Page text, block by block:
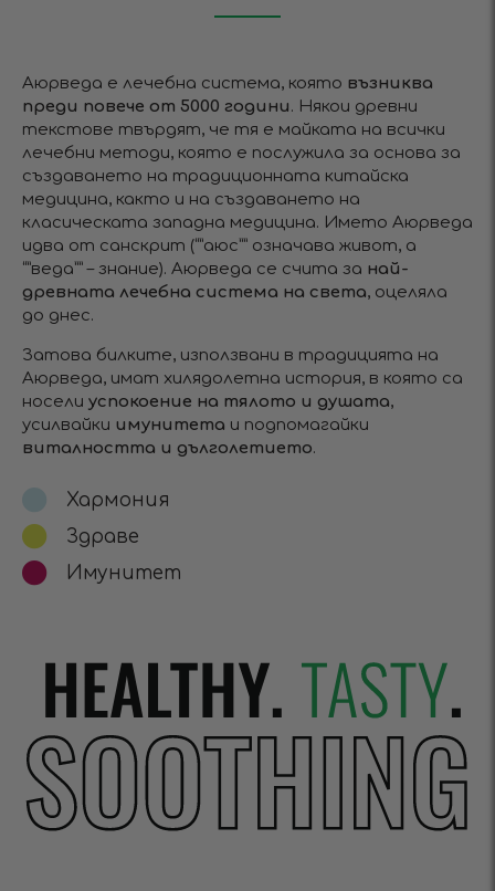
Аюрведа е лечебна система, която възниква
преди повече от 5000 години. Някои древни
текстове твърдят, че тя е майката на всички
лечебни методи, която е послужила за основа за
създаването на традиционната китайска
медицина, както и на създаването на
класическата западна медицина. Името Аюрведа
идва от санскрит (“”аюс”” означава живот, а
“”веда”” – знание). Аюрведа се счита за най-
древната лечебна система на света, оцеляла
до днес.
Затова билките, използвани в традицията на
Аюрведа, имат хилядолетна история, в която са
носели успокоение на тялото и душата,
усилвайки имунитета и подпомагайки
виталността и дълголетието.
Хармония
Здраве
Имунитет